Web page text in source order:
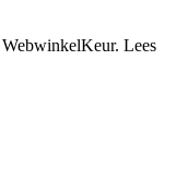
WebwinkelKeur. Lees